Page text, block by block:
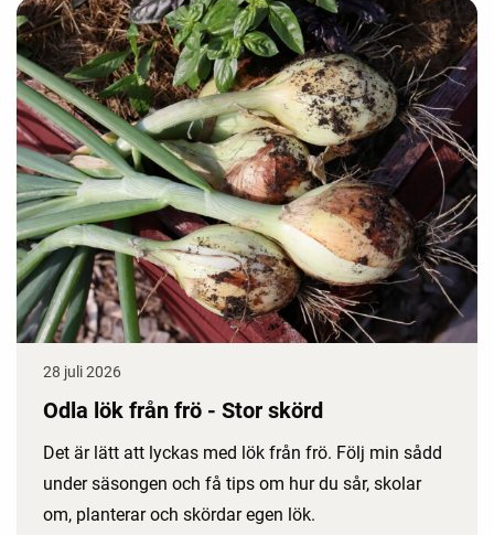
28 juli 2026
Odla lök från frö - Stor skörd
Det är lätt att lyckas med lök från frö. Följ min sådd
under säsongen och få tips om hur du sår, skolar
om, planterar och skördar egen lök.